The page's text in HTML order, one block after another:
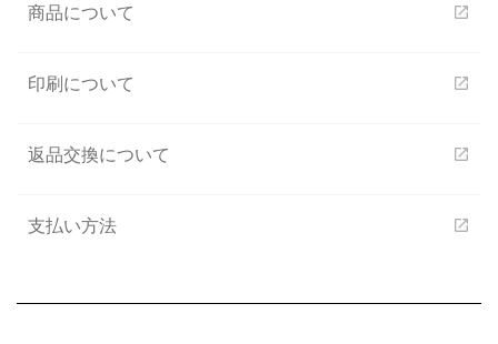
商品について open_in_new
印刷について open_in_new
返品交換について open_in_new
支払い方法 open_in_new